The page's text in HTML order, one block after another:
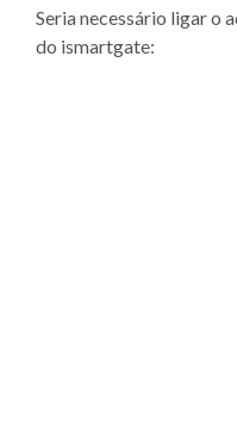
Seria necessário ligar o
do ismartgate: